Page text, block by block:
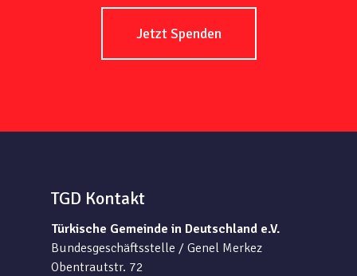
Jetzt Spenden
TGD Kontakt
Türkische Gemeinde in Deutschland e.V.
Bundesgeschäftsstelle / Genel Merkez
Obentrautstr. 72